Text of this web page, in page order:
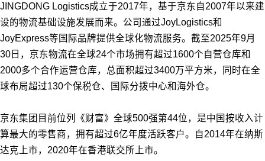
JINGDONG Logistics成立于2017年，基于京东自2007年以来建
设的物流基础设施发展而来。公司通过JoyLogistics和
JoyExpress等国际品牌提供全球化物流服务。截至2025年9月
30日，京东物流在全球24个市场拥有超过1600个自营仓库和
2000多个合作运营仓库，总面积超过3400万平方米，同时在全
球布局超过130个保税仓、国际分拨中心和海外仓。
京东集团目前位列《财富》全球500强第44位，是中国按收入计
算最大的零售商，拥有超过6亿年度活跃客户。自2014年在纳斯
达克上市，2020年在香港联交所上市。